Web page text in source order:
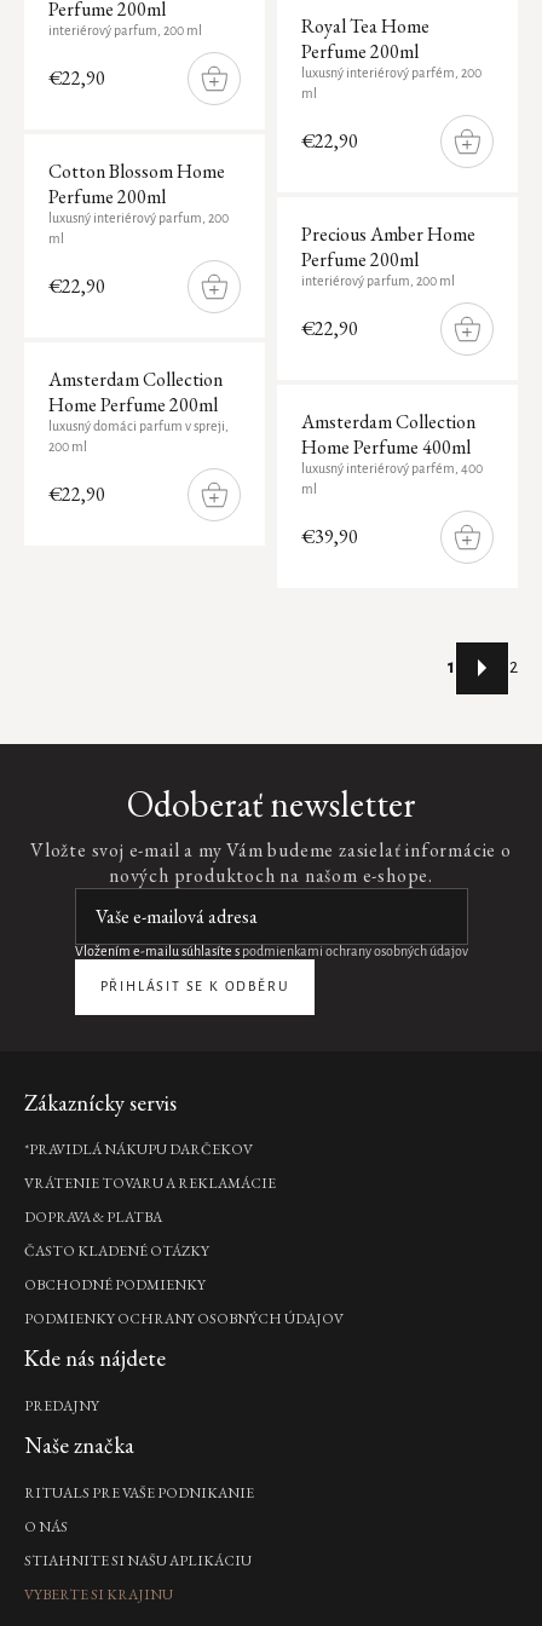
KOZMETICKÉ VÝROBKY NA CESTY
SLNEČNÁ STAROSTLIVOSŤ
NÁHRADNÉ NÁPLNE
Náhradná náplň do sviečky
KÚPEĽŇA
Ručníky
Príslušenstvo
Predložka
Osviežovač vzduchu
Parfumy do auta
Darčekové sady
STAROSTLIVOSŤ O SLNKO
The Ritual of Karma
The Soulful Collection
Hair Care Collection
The Ritual of Hammam
The Iconic Collection
The Ritual of Cleopatra
Ageless
Perfume 200ml
€22,90
DO
KOŠÍKA
interiérový parfum, 200 ml
Royal Tea Home
Perfume 200ml
€22,90
DO
KOŠÍKA
luxusný interiérový parfém, 200
ml
Cotton Blossom Home
Perfume 200ml
€22,90
DO
KOŠÍKA
luxusný interiérový parfum, 200
ml
Precious Amber Home
Perfume 200ml
€22,90
DO
KOŠÍKA
interiérový parfum, 200 ml
Amsterdam Collection
Home Perfume 200ml
€22,90
DO
KOŠÍKA
luxusný domáci parfum v spreji,
200 ml
Amsterdam Collection
Home Perfume 400ml
€39,90
DO
KOŠÍKA
luxusný interiérový parfém, 400
ml
prvky
1 2
Odoberať newsletter
Vložte svoj e-mail a my Vám budeme zasielať informácie o
nových produktoch na našom e-shope.
Vložením e-mailu súhlasíte s podmienkami ochrany osobných údajov
PŘIHLÁSIT SE K ODBĚRU
Zápätie
Zákaznícky servis
*PRAVIDLÁ NÁKUPU DARČEKOV
VRÁTENIE TOVARU A REKLAMÁCIE
DOPRAVA & PLATBA
ČASTO KLADENÉ OTÁZKY
OBCHODNÉ PODMIENKY
PODMIENKY OCHRANY OSOBNÝCH ÚDAJOV
Kde nás nájdete
PREDAJNY
Naše značka
RITUALS PRE VAŠE PODNIKANIE
O NÁS
STIAHNITE SI NAŠU APLIKÁCIU
VYBERTE SI KRAJINU